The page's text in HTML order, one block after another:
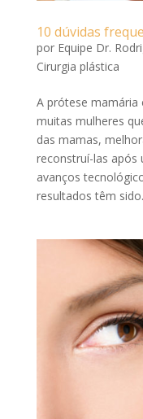
10 dúvidas
por Equipe Dr.
Cirurgia plástica
A prótese mamária
muitas mulheres
das mamas,
reconstruí-las após
avanços
resultados têm